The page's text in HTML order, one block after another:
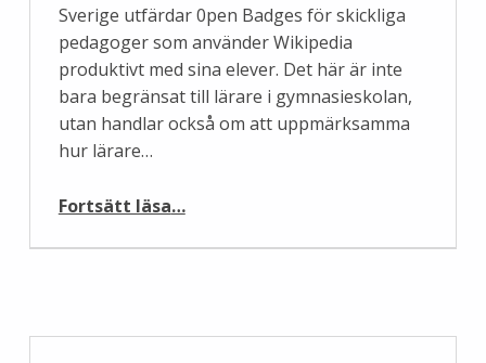
Sverige utfärdar 0pen Badges för skickliga
pedagoger som använder Wikipedia
produktivt med sina elever. Det här är inte
bara begränsat till lärare i gymnasieskolan,
utan handlar också om att uppmärksamma
hur lärare…
Fortsätt läsa“En titt på Wikimini: språk, ämneskunskaper och digitala färdigheter”
…